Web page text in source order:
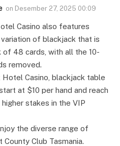
on Desember 27, 2025 00:09
Casino also features
of blackjack that is
of 48 cards, with all the 10-
removed.
Casino, blackjack table
at $10 per hand and reach
stakes in the VIP
the diverse range of
Club Tasmania.